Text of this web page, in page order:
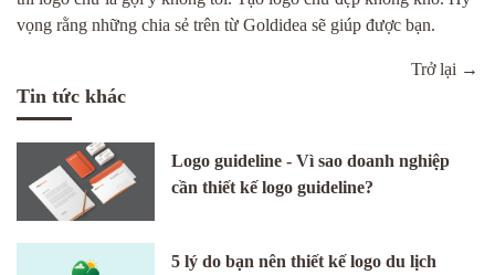
vọng rằng những chia sẻ trên từ Goldidea sẽ giúp được bạn.
Trở lại →
Tin tức khác
Logo guideline - Vì sao doanh nghiệp
cần thiết kế logo guideline?
5 lý do bạn nên thiết kế logo du lịch